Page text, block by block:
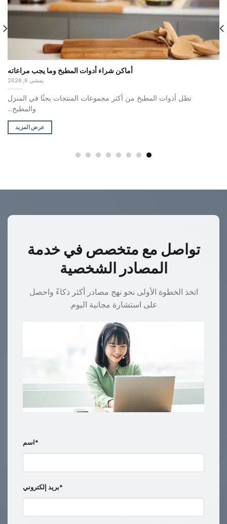
أماكن شراء أدوات المطبخ وما يجب مراعاته
يمشي 6, 2026
تظل أدوات المطبخ من أكثر مجموعات المنتجات بحثًا في المنزل
والمطبخ...
عرض المزيد
تواصل مع متخصص في خدمة
المصادر الشخصية
اتخذ الخطوة الأولى نحو نهج مصادر أكثر ذكاءً واحصل
على استشارة مجانية اليوم.
اسم*
بريد إلكتروني*